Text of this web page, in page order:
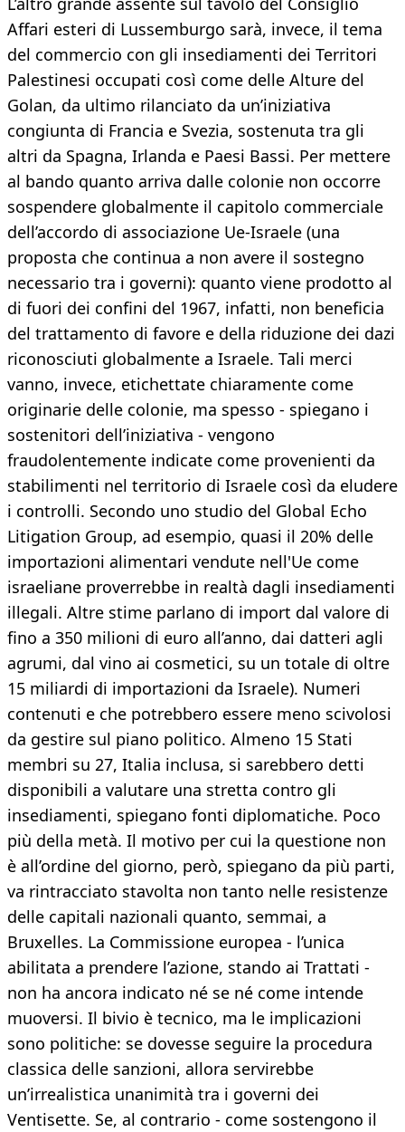
Affari esteri di Lussemburgo sarà, invece, il tema
del commercio con gli insediamenti dei Territori
Palestinesi occupati così come delle Alture del
Golan, da ultimo rilanciato da un’iniziativa
congiunta di Francia e Svezia, sostenuta tra gli
altri da Spagna, Irlanda e Paesi Bassi. Per mettere
al bando quanto arriva dalle colonie non occorre
sospendere globalmente il capitolo commerciale
dell’accordo di associazione Ue-Israele (una
proposta che continua a non avere il sostegno
necessario tra i governi): quanto viene prodotto al
di fuori dei confini del 1967, infatti, non beneficia
del trattamento di favore e della riduzione dei dazi
riconosciuti globalmente a Israele. Tali merci
vanno, invece, etichettate chiaramente come
originarie delle colonie, ma spesso - spiegano i
sostenitori dell’iniziativa - vengono
fraudolentemente indicate come provenienti da
stabilimenti nel territorio di Israele così da eludere
i controlli. Secondo uno studio del Global Echo
Litigation Group, ad esempio, quasi il 20% delle
importazioni alimentari vendute nell'Ue come
israeliane proverrebbe in realtà dagli insediamenti
illegali. Altre stime parlano di import dal valore di
fino a 350 milioni di euro all’anno, dai datteri agli
agrumi, dal vino ai cosmetici, su un totale di oltre
15 miliardi di importazioni da Israele). Numeri
contenuti e che potrebbero essere meno scivolosi
da gestire sul piano politico. Almeno 15 Stati
membri su 27, Italia inclusa, si sarebbero detti
disponibili a valutare una stretta contro gli
insediamenti, spiegano fonti diplomatiche. Poco
più della metà. Il motivo per cui la questione non
è all’ordine del giorno, però, spiegano da più parti,
va rintracciato stavolta non tanto nelle resistenze
delle capitali nazionali quanto, semmai, a
Bruxelles. La Commissione europea - l’unica
abilitata a prendere l’azione, stando ai Trattati -
non ha ancora indicato né se né come intende
muoversi. Il bivio è tecnico, ma le implicazioni
sono politiche: se dovesse seguire la procedura
classica delle sanzioni, allora servirebbe
un’irrealistica unanimità tra i governi dei
Ventisette. Se, al contrario - come sostengono il